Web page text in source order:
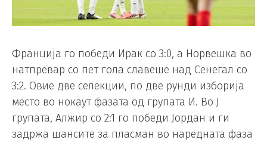
Франција го победи Ирак со 3:0, а Норвешка во
натпревар со пет гола славеше над Сенегал со
3:2. Овие две селекции, по две рунди изборија
место во нокаут фазата од групата И. Во Ј
групата, Алжир со 2:1 го победи Јордан и ги
задржа шансите за пласман во наредната фаза